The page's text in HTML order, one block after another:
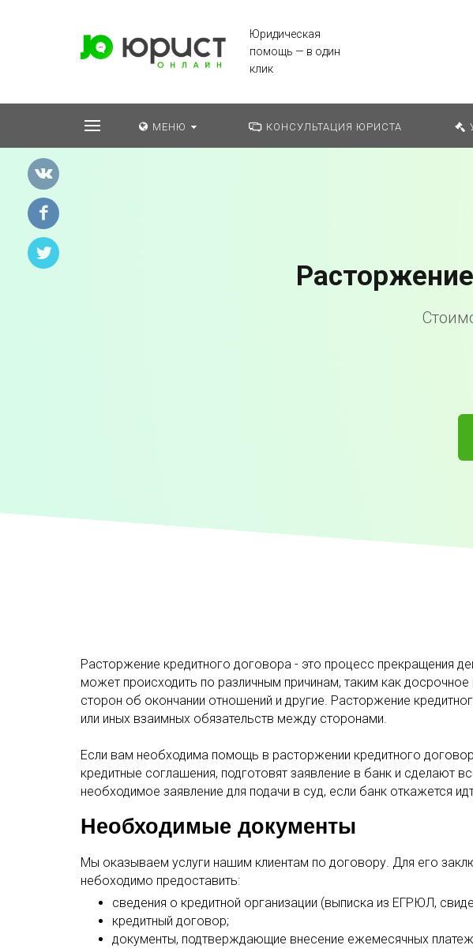
Юридическая
помощь — в один
клик
МЕНЮ КОНСУЛЬТАЦИЯ ЮРИСТА
Расторжение кредитного договора - это процесс прекращения
может происходить по различным причинам, таким как
сторон об окончании отношений и другие. Расторжение
или иных взаимных обязательств между сторонами.
Если вам необходима помощь в расторжении кредитного
кредитные соглашения, подготовят заявление в банк и
необходимое заявление для подачи в суд, если банк откажется
Необходимые документы
Мы оказываем услуги нашим клиентам по договору. Для его
небоходимо предоставить:
сведения о кредитной организации (выписка из ЕГРЮЛ,
кредитный договор;
документы, подтверждающие внесение ежемесячных